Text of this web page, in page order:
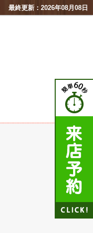
最終更新：2026年08月08日